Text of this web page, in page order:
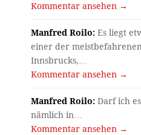
Kommentar ansehen →
Manfred Roilo: Es liegt
einer der
Innsbrucks,…
Kommentar ansehen →
Manfred Roilo: Darf ich
nämlich in…
Kommentar ansehen →